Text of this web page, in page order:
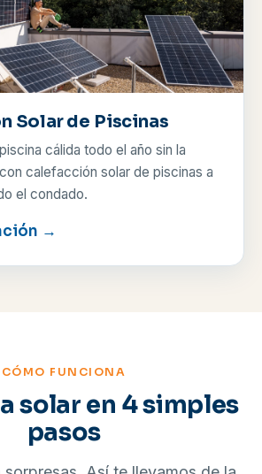
Solar de Piscinas
cálida todo el año sin la
calefacción solar de piscinas a
el condado.
→
CÓMO FUNCIONA
solar en 4 simples
pasos